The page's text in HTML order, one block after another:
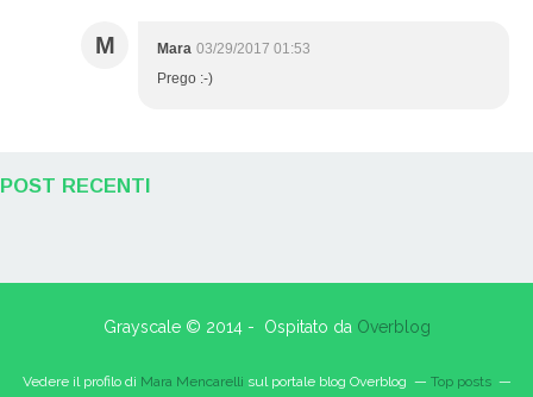
M Mara 03/29/2017 01:53
Prego :-)
POST RECENTI
Grayscale © 2014 - Ospitato da Overblog
Vedere il profilo di Mara Mencarelli sul portale blog Overblog
Top posts